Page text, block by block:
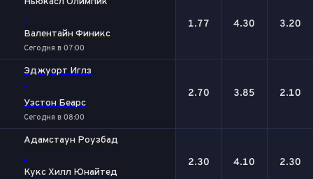
-
Валентайн Финикс
Сегодня в 07:00
1.77 4.30 3.20
Эджуорт Иглз
-
Уэстон Беарс
Сегодня в 08:00
2.70 3.85 2.10
Адамстаун Роузбад
-
Кукс Хилл Юнайтед
2.30 4.10 2.30